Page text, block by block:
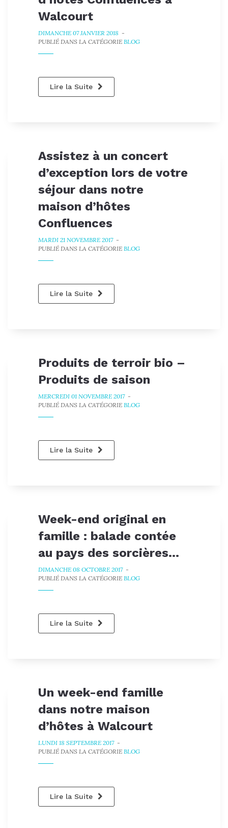
Walcourt
DIMANCHE 07 JANVIER 2018 -
PUBLIÉ DANS LA CATÉGORIE BLOG
Lire la Suite
Assistez à un concert
d’exception lors de votre
séjour dans notre
maison d’hôtes
Confluences
MARDI 21 NOVEMBRE 2017-
PUBLIÉ DANS LA CATÉGORIE BLOG
Lire la Suite
Produits de terroir bio –
Produits de saison
MERCREDI 01 NOVEMBRE 2017-
PUBLIÉ DANS LA CATÉGORIE BLOG
Lire la Suite
Week-end original en
famille : balade contée
au pays des sorcières...
DIMANCHE 08 OCTOBRE 2017-
PUBLIÉ DANS LA CATÉGORIE BLOG
Lire la Suite
Un week-end famille
dans notre maison
d’hôtes à Walcourt
LUNDI 18 SEPTEMBRE 2017-
PUBLIÉ DANS LA CATÉGORIE BLOG
Lire la Suite